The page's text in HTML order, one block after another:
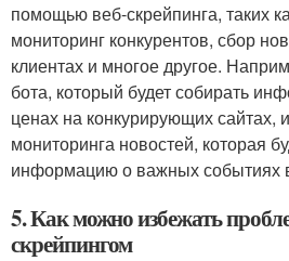
помощью веб-скрейпинга, таких
мониторинг конкурентов, сбор
клиентах и многое другое.
бота, который будет собирать
ценах на конкурирующих сайтах,
мониторинга новостей, которая
информацию о важных событиях
5. Как можно избежать
скрейпингом